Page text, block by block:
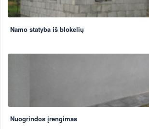
Namo statyba iš blokelių
Nuogrindos įrengimas